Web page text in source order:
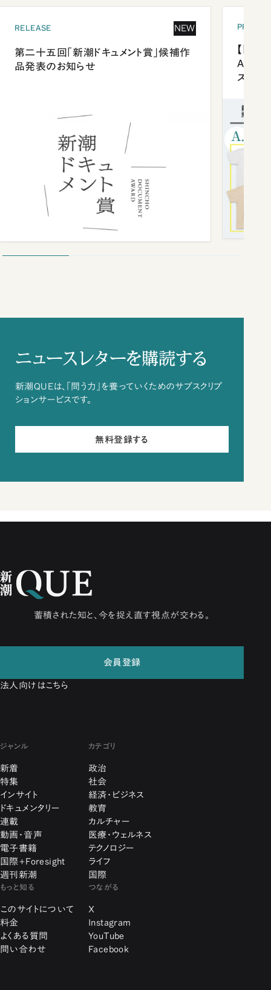
RELEASE NEW
第二十五回「新潮ドキュメント賞」候補作
品発表のお知らせ
【「新
ズプレ
ニュースレターを購読する
新潮QUEは、「問う力」を養っていくためのサブスクリプ
ションサービスです。
無料登録する
蓄積された知と、今を捉え直す視点が交わる。
会員登録
法人向けはこちら
ジャンル
新着
特集
インサイト
ドキュメンタリー
連載
動画・音声
電子書籍
国際+Foresight
週刊新潮
カテゴリ
政治
社会
経済・ビジネス
教育
カルチャー
医療・ウェルネス
テクノロジー
ライフ
国際
もっと知る
このサイトについて
料金
よくある質問
問い合わせ
つながる
X
Instagram
YouTube
Facebook